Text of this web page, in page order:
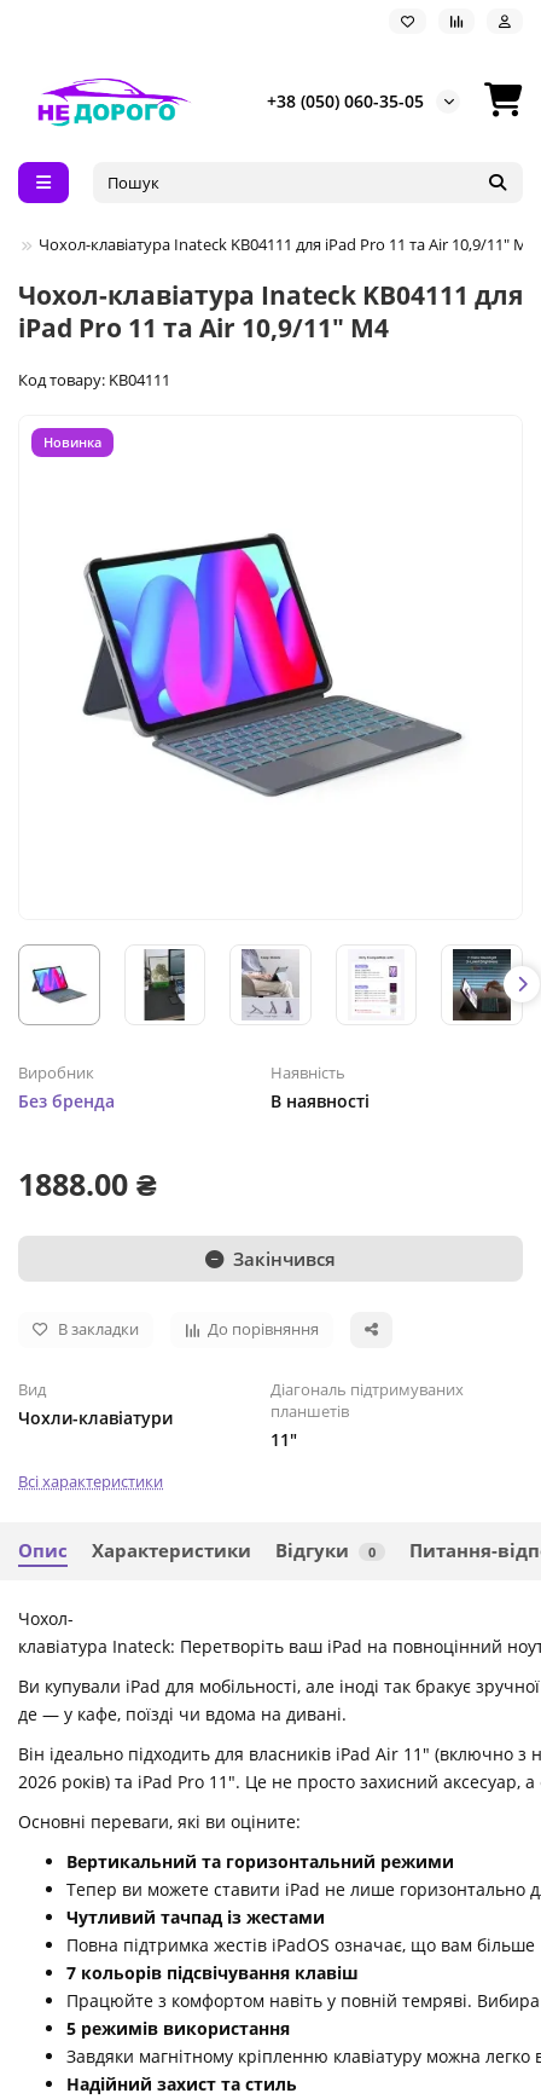
+38 (050) 060-35-05
Чохол-клавіатура Inateck KB04111 для iPad Pro 11 та Air 10,9/11" M4
Чохол-клавіатура Inateck KB04111 для
iPad Pro 11 та Air 10,9/11" M4
Код товару: KB04111
Новинка
Виробник
Без бренда
Наявність
В наявності
1888.00 ₴
Закінчився
В закладки До порівняння
Вид
Чохли-клавіатури
Діагональ підтримуваних
планшетів
11"
Всі характеристики
Опис Характеристики Відгуки 0 Питання-
Чохол-
клавіатура Inateck: Перетворіть ваш iPad на повноцінний
Ви купували iPad для мобільності, але іноді так бракує
де — у кафе, поїзді чи вдома на дивані.
Він ідеально підходить для власників iPad Air 11" (включно
2026 років) та iPad Pro 11". Це не просто захисний
Основні переваги, які ви оціните:
Вертикальний та горизонтальний режими
Тепер ви можете ставити iPad не лише горизонтально
Чутливий тачпад із жестами
Повна підтримка жестів iPadOS означає, що вам
7 кольорів підсвічування клавіш
Працюйте з комфортом навіть у повній темряві.
5 режимів використання
Завдяки магнітному кріпленню клавіатуру можна
Надійний захист та стиль